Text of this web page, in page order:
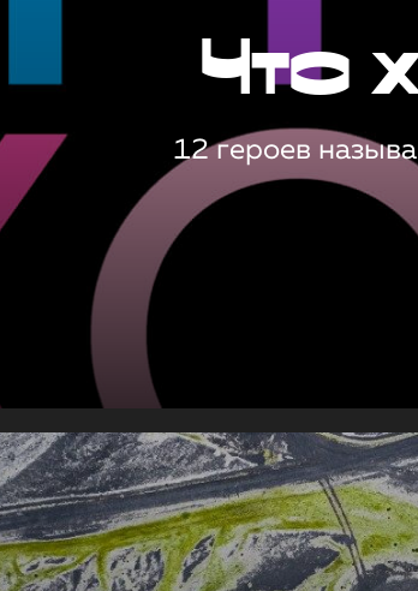
Что
12 героев